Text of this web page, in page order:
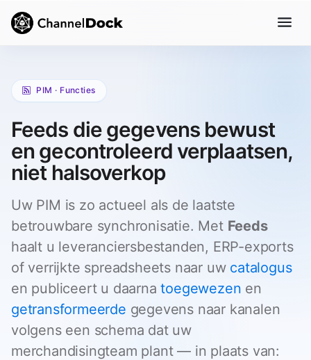
PIM · Functies
Feeds die gegevens bewust
en gecontroleerd verplaatsen,
niet halsoverkop
Uw PIM is zo actueel als de laatste
betrouwbare synchronisatie. Met Feeds
haalt u leveranciersbestanden, ERP-exports
of verrijkte spreadsheets naar uw catalogus
en publiceert u daarnatoegewezen en
getransformeerde gegevens naar kanalen
volgens een schema dat uw
merchandisingteam plant — in plaats van: